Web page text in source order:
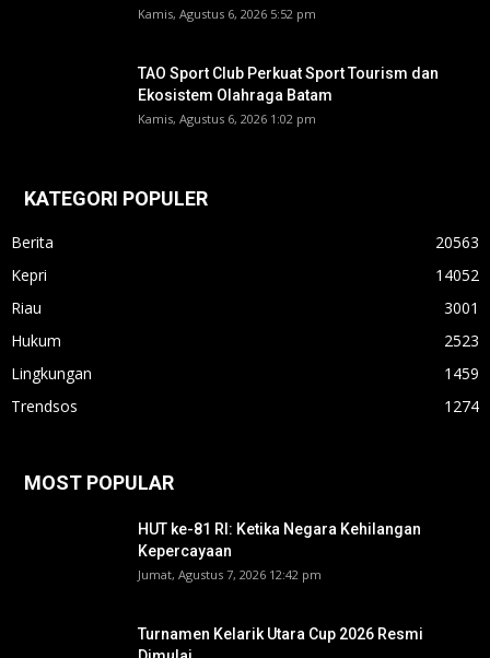
Kamis, Agustus 6, 2026 5:52 pm
TAO Sport Club Perkuat Sport Tourism dan
Ekosistem Olahraga Batam
Kamis, Agustus 6, 2026 1:02 pm
KATEGORI POPULER
Berita
20563
Kepri
14052
Riau
3001
Hukum
2523
Lingkungan
1459
Trendsos
1274
MOST POPULAR
HUT ke-81 RI: Ketika Negara Kehilangan
Kepercayaan
Jumat, Agustus 7, 2026 12:42 pm
Turnamen Kelarik Utara Cup 2026 Resmi